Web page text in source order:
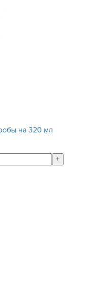
на 320 мл
+